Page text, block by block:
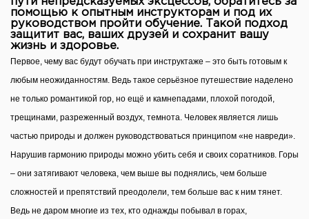
помощью к опытным инструкторам и под их
руководством пройти обучение. Такой подход
защитит вас, ваших друзей и сохранит вашу
жизнь и здоровье.
Первое, чему вас будут обучать при инструктаже – это быть готовым к
любым неожиданностям. Ведь такое серьёзное путешествие наделено
не только романтикой гор, но ещё и камнепадами, плохой погодой,
трещинами, разреженный воздух, темнота. Человек является лишь
частью природы и должен руководствоваться принципом «не навреди».
Нарушив гармонию природы можно убить себя и своих соратников. Горы
– они затягивают человека, чем выше вы поднялись, чем больше
сложностей и препятствий преодолели, тем больше вас к ним тянет.
Ведь не даром многие из тех, кто однажды побывал в горах,